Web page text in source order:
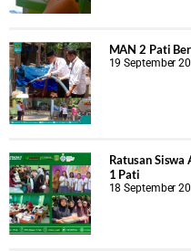
MAN 2 Pati
19 September
Ratusan
1 Pati
18 September